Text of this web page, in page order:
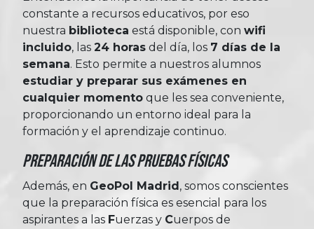
constante a recursos educativos, por eso
nuestra biblioteca está disponible, con wifi
incluido, las 24 horas del día, los 7 días de la
semana. Esto permite a nuestros alumnos
estudiar y preparar sus exámenes en
cualquier momento que les sea conveniente,
proporcionando un entorno ideal para la
formación y el aprendizaje continuo.
Preparación de las Pruebas Físicas
Además, en GeoPol Madrid , somos conscientes
que la preparación física es esencial para los
aspirantes a las
Fuerzas y Cuerpos de